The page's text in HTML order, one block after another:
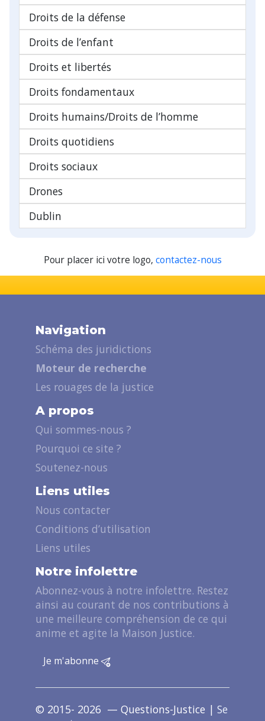
Droits de la défense
Droits de l’enfant
Droits et libertés
Droits fondamentaux
Droits humains/Droits de l’homme
Droits quotidiens
Droits sociaux
Drones
Dublin
Pour placer ici votre logo, contactez-nous
Navigation
Schéma des juridictions
Moteur de recherche
Les rouages de la justice
A propos
Qui sommes-nous ?
Pourquoi ce site ?
Soutenez-nous
Liens utiles
Nous contacter
Conditions d’utilisation
Liens utiles
Notre infolettre
Abonnez-vous à notre infolettre. Restez
ainsi au courant de nos contributions à
une meilleure compréhension de ce qui
anime et agite la Maison Justice.
Je m'abonne
© 2015- 2026 — Questions-Justice | Se